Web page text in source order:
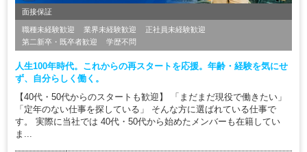
面接保証
職種未経験歓迎 業界未経験歓迎
正社員未経験歓迎
第二新卒・既卒者歓迎
学歴不問
人生100年時代。これからの再スタートを応援。年齢・経験を気にせ
ず、自分らしく働く。
【40代・50代からのスタートも歓迎】 「まだまだ現役で働きたい」
「定年のない仕事を探している」 そんな方に選ばれている仕事で
す。 実際に当社では 40代・50代から始めたメンバーも在籍してい
ま...